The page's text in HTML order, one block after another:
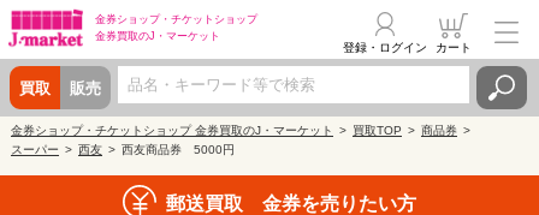
金券ショップ・ チケットショップ
金券買取のJ・マーケット
買取 販売
登録・ログイン カート
金券ショップ・チケットショップ 金券買取のJ・マーケット 買取TOP
商品券
スーパー
西友 西友商品券 5000円
郵送買取 金券を売りたい方